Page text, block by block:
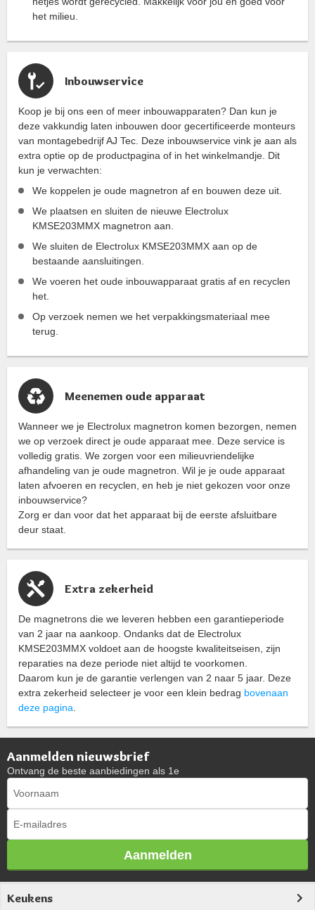
het milieu.
Inbouwservice
Koop je bij ons een of meer inbouwapparaten? Dan kun je
deze vakkundig laten inbouwen door gecertificeerde monteurs
van montagebedrijf AJ Tec. Deze inbouwservice vink je aan als
extra optie op de productpagina of in het winkelmandje. Dit
kun je verwachten:
We koppelen je oude magnetron af en bouwen deze uit.
We plaatsen en sluiten de nieuwe Electrolux
KMSE203MMX magnetron aan.
We sluiten de Electrolux KMSE203MMX aan op de
bestaande aansluitingen.
We voeren het oude inbouwapparaat gratis af en recyclen
het.
Op verzoek nemen we het verpakkingsmateriaal mee
terug.
Meenemen oude apparaat
Wanneer we je Electrolux magnetron komen bezorgen, nemen
we op verzoek direct je oude apparaat mee. Deze service is
volledig gratis. We zorgen voor een milieuvriendelijke
afhandeling van je oude magnetron. Wil je je oude apparaat
laten afvoeren en recyclen, en heb je niet gekozen voor onze
inbouwservice?
Zorg er dan voor dat het apparaat bij de eerste afsluitbare
deur staat.
Extra zekerheid
De magnetrons die we leveren hebben een garantieperiode
van 2 jaar na aankoop. Ondanks dat de Electrolux
KMSE203MMX voldoet aan de hoogste kwaliteitseisen, zijn
reparaties na deze periode niet altijd te voorkomen.
Daarom kun je de garantie verlengen van 2 naar 5 jaar. Deze
extra zekerheid selecteer je voor een klein bedrag bovenaan
deze pagina.
Aanmelden nieuwsbrief
Ontvang de beste aanbiedingen als 1e
Aanmelden
Keukens